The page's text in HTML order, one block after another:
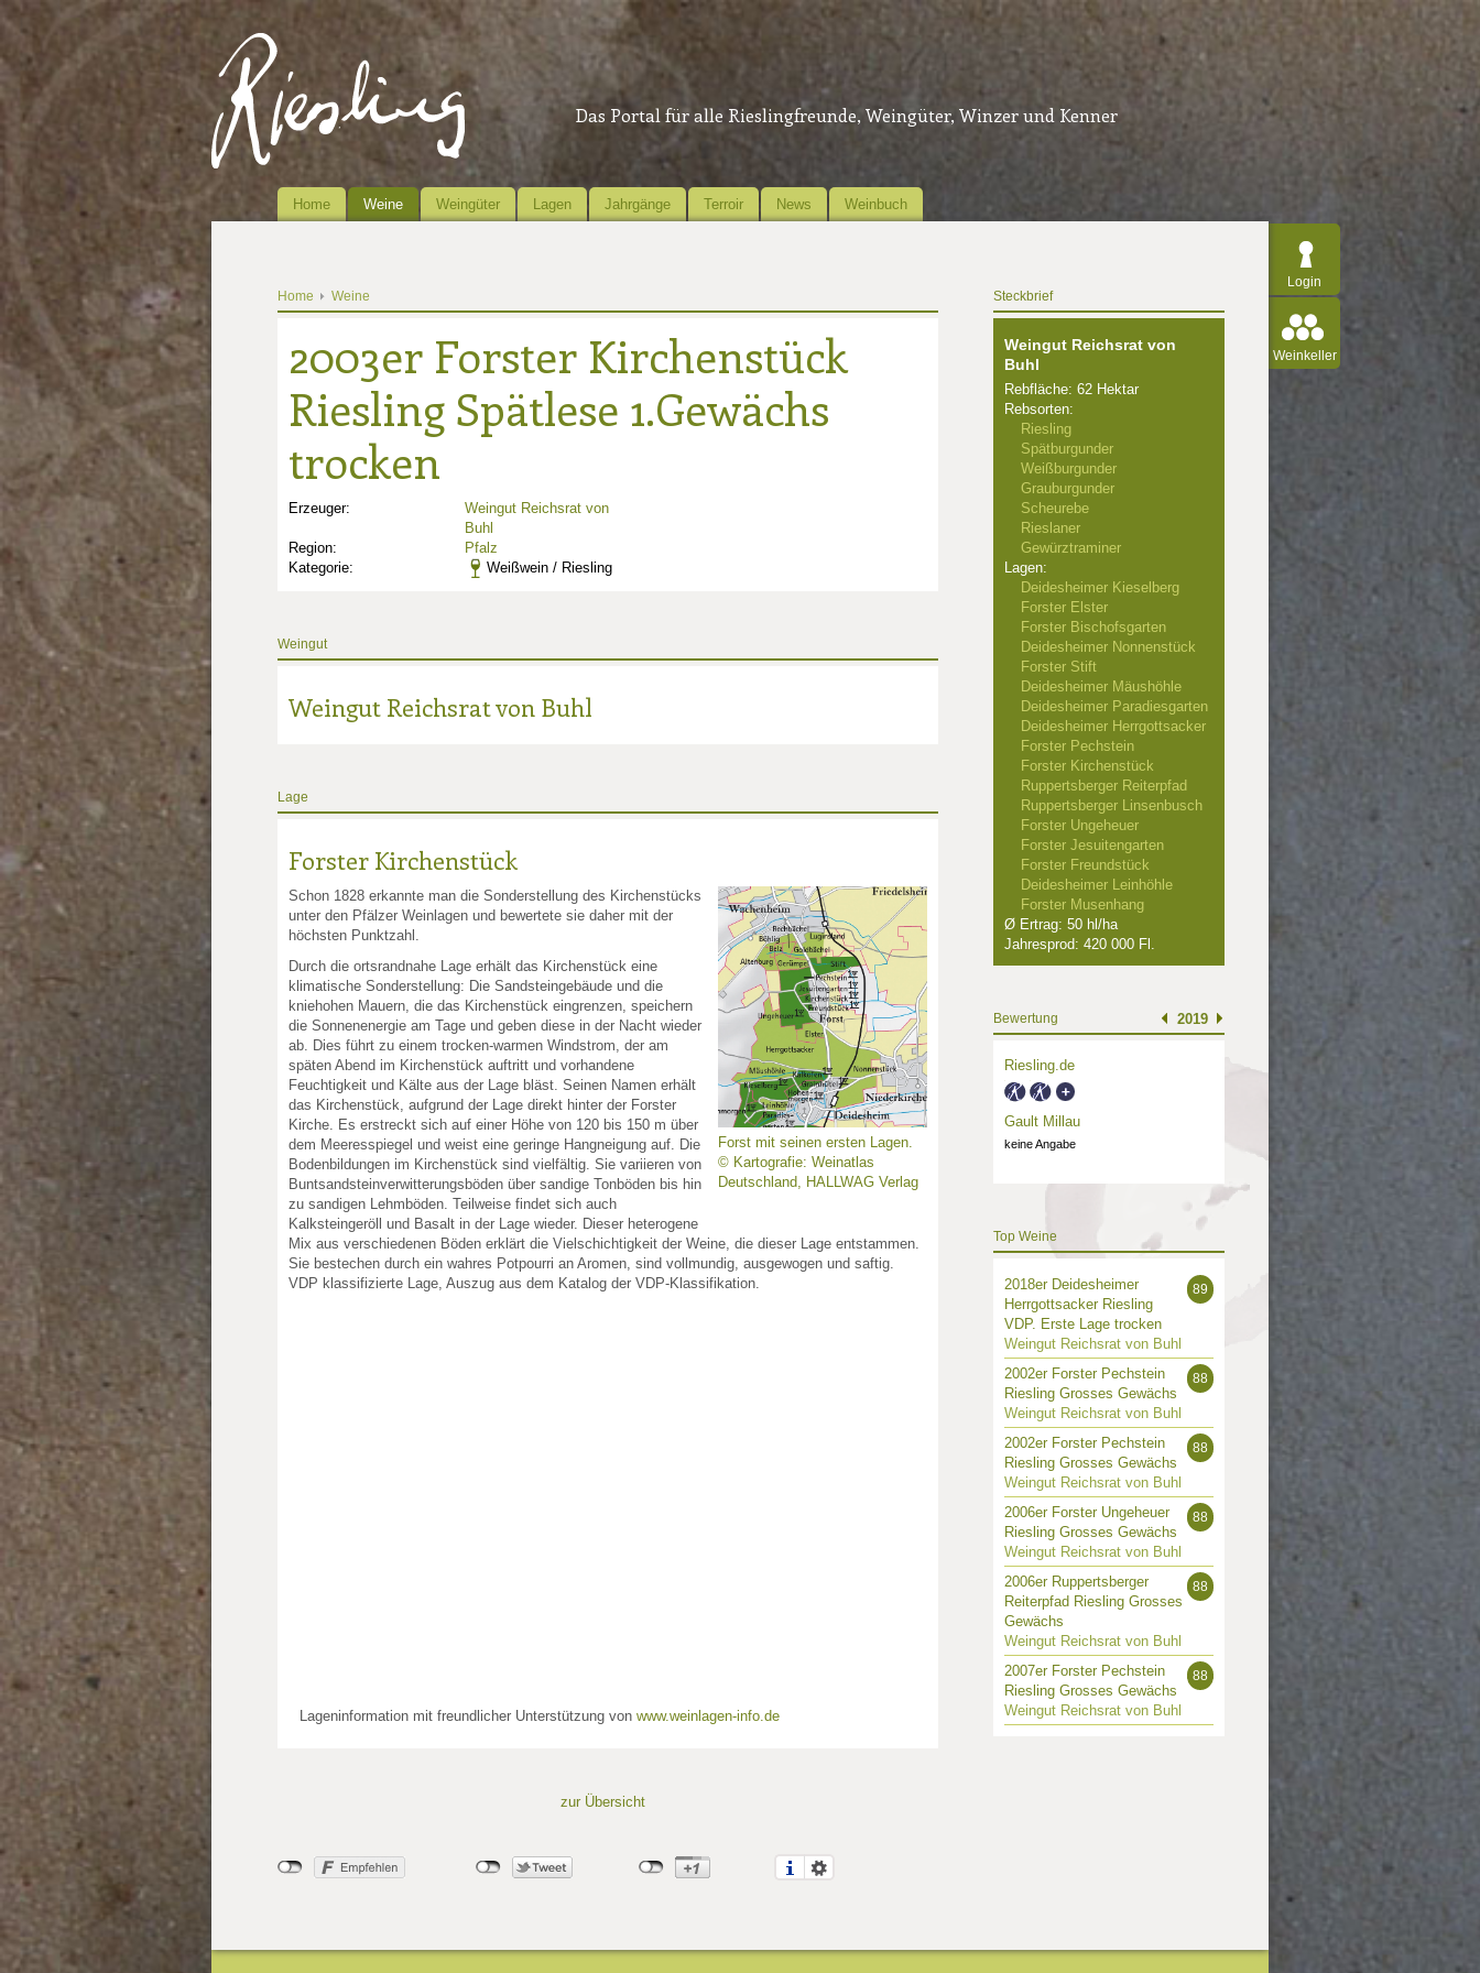
Das Portal für alle Rieslingfreunde, Weingüter, Winzer und Kenner
Home Weine Weingüter Lagen Jahrgänge Terroir News Weinbuch
Login
Weinkeller
Home Weine
2003er Forster Kirchenstück
Riesling Spätlese 1.Gewächs
trocken
Erzeuger:
Weingut Reichsrat von
Buhl
Region:
Pfalz
Kategorie:
Weißwein / Riesling
Weingut
Weingut Reichsrat von Buhl
Lage
Forster Kirchenstück
Forst mit seinen ersten Lagen.
© Kartografie: Weinatlas
Deutschland, HALLWAG Verlag
Schon 1828 erkannte man die Sonderstellung des Kirchenstücks
unter den Pfälzer Weinlagen und bewertete sie daher mit der
höchsten Punktzahl.
Durch die ortsrandnahe Lage erhält das Kirchenstück eine
klimatische Sonderstellung: Die Sandsteingebäude und die
kniehohen Mauern, die das Kirchenstück eingrenzen, speichern
die Sonnenenergie am Tage und geben diese in der Nacht wieder
ab. Dies führt zu einem trocken-warmen Windstrom, der am
späten Abend im Kirchenstück auftritt und vorhandene
Feuchtigkeit und Kälte aus der Lage bläst. Seinen Namen erhält
das Kirchenstück, aufgrund der Lage direkt hinter der Forster
Kirche. Es erstreckt sich auf einer Höhe von 120 bis 150 m über
dem Meeresspiegel und weist eine geringe Hangneigung auf. Die
Bodenbildungen im Kirchenstück sind vielfältig. Sie variieren von
Buntsandsteinverwitterungsböden über sandige Tonböden bis hin
zu sandigen Lehmböden. Teilweise findet sich auch
Kalksteingeröll und Basalt in der Lage wieder. Dieser heterogene
Mix aus verschiedenen Böden erklärt die Vielschichtigkeit der Weine, die dieser Lage entstammen.
Sie bestechen durch ein wahres Potpourri an Aromen, sind vollmundig, ausgewogen und saftig.
VDP klassifizierte Lage, Auszug aus dem Katalog der VDP-Klassifikation.
Lageninformation mit freundlicher Unterstützung von www.weinlagen-info.de
zur Übersicht
Steckbrief
Weingut Reichsrat von
Buhl
Rebfläche: 62 Hektar
Rebsorten:
Riesling
Spätburgunder
Weißburgunder
Grauburgunder
Scheurebe
Rieslaner
Gewürztraminer
Lagen:
Deidesheimer Kieselberg
Forster Elster
Forster Bischofsgarten
Deidesheimer Nonnenstück
Forster Stift
Deidesheimer Mäushöhle
Deidesheimer Paradiesgarten
Deidesheimer Herrgottsacker
Forster Pechstein
Forster Kirchenstück
Ruppertsberger Reiterpfad
Ruppertsberger Linsenbusch
Forster Ungeheuer
Forster Jesuitengarten
Forster Freundstück
Deidesheimer Leinhöhle
Forster Musenhang
Ø Ertrag: 50 hl/ha
Jahresprod: 420 000 Fl.
Bewertung 2019
Riesling.de
Gault Millau
keine Angabe
Top Weine
89
2018er Deidesheimer
Herrgottsacker Riesling
VDP. Erste Lage trocken
Weingut Reichsrat von Buhl
88
2002er Forster Pechstein
Riesling Grosses Gewächs
Weingut Reichsrat von Buhl
88
2002er Forster Pechstein
Riesling Grosses Gewächs
Weingut Reichsrat von Buhl
88
2006er Forster Ungeheuer
Riesling Grosses Gewächs
Weingut Reichsrat von Buhl
88
2006er Ruppertsberger
Reiterpfad Riesling Grosses
Gewächs
Weingut Reichsrat von Buhl
88
2007er Forster Pechstein
Riesling Grosses Gewächs
Weingut Reichsrat von Buhl